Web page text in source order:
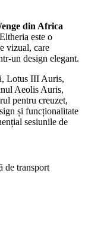
din Africa
este o
vizual, care
un design elegant.
Lotus III Auris,
Aeolis Auris,
pentru creuzet,
și funcționalitate
sesiunile de
de transport